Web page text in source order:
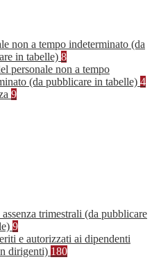
non a tempo indeterminato (da
in tabelle) 8
personale non a tempo
(da pubblicare in tabelle) 4
9
assenza trimestrali (da pubblicare
9
e autorizzati ai dipendenti
dirigenti) 180